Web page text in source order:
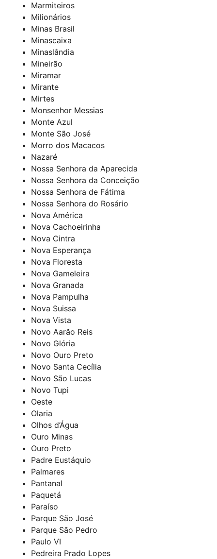
Marmiteiros
Milionários
Minas Brasil
Minascaixa
Minaslândia
Mineirão
Miramar
Mirante
Mirtes
Monsenhor Messias
Monte Azul
Monte São José
Morro dos Macacos
Nazaré
Nossa Senhora da Aparecida
Nossa Senhora da Conceição
Nossa Senhora de Fátima
Nossa Senhora do Rosário
Nova América
Nova Cachoeirinha
Nova Cintra
Nova Esperança
Nova Floresta
Nova Gameleira
Nova Granada
Nova Pampulha
Nova Suissa
Nova Vista
Novo Aarão Reis
Novo Glória
Novo Ouro Preto
Novo Santa Cecília
Novo São Lucas
Novo Tupi
Oeste
Olaria
Olhos d’Água
Ouro Minas
Ouro Preto
Padre Eustáquio
Palmares
Pantanal
Paquetá
Paraíso
Parque São José
Parque São Pedro
Paulo VI
Pedreira Prado Lopes